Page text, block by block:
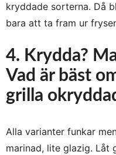
kryddade sorterna. Då
bara att ta fram ur
4. Krydda?
Vad är bäst
grilla
Alla varianter funkar
marinad, lite glazig. Låt